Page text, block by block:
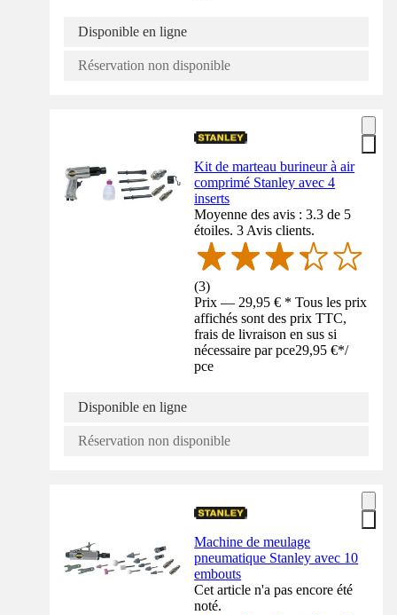
Disponible en ligne
Réservation non disponible
Kit de marteau burineur à air
comprimé Stanley avec 4
inserts
Moyenne des avis : 3.3 de 5
étoiles. 3 Avis clients.
(3)
Prix — 29,95 € * Tous les prix
affichés sont des prix TTC,
frais de livraison en sus si
nécessaire par pce29,95 €*/
pce
Disponible en ligne
Réservation non disponible
Machine de meulage
pneumatique Stanley avec 10
embouts
Cet article n'a pas encore été
noté.